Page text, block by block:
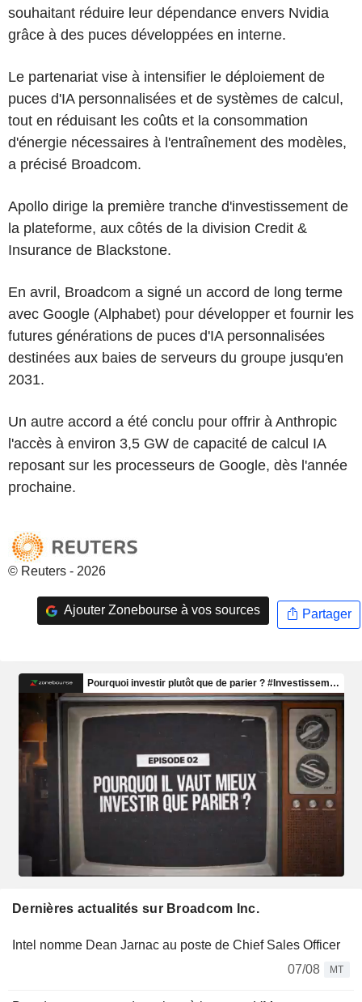
souhaitant réduire leur dépendance envers Nvidia
grâce à des puces développées en interne.
Le partenariat vise à intensifier le déploiement de
puces d'IA personnalisées et de systèmes de calcul,
tout en réduisant les coûts et la consommation
d'énergie nécessaires à l'entraînement des modèles,
a précisé Broadcom.
Apollo dirige la première tranche d'investissement de
la plateforme, aux côtés de la division Credit &
Insurance de Blackstone.
En avril, Broadcom a signé un accord de long terme
avec Google (Alphabet) pour développer et fournir les
futures générations de puces d'IA personnalisées
destinées aux baies de serveurs du groupe jusqu'en
2031.
Un autre accord a été conclu pour offrir à Anthropic
l'accès à environ 3,5 GW de capacité de calcul IA
reposant sur les processeurs de Google, dès l'année
prochaine.
© Reuters - 2026
Ajouter Zonebourse à vos sources Partager
Dernières actualités sur Broadcom Inc.
Intel nomme Dean Jarnac au poste de Chief Sales Officer
07/08
MT